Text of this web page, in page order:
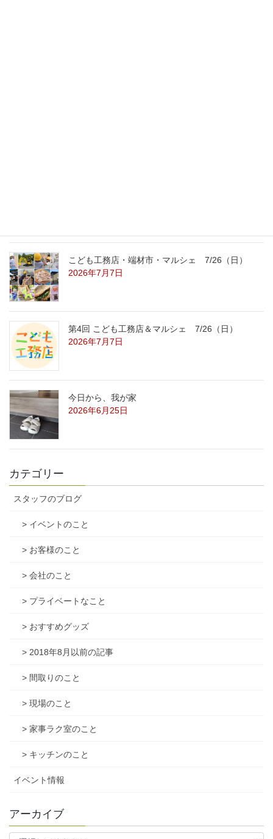
こども工務店・端材市・マルシェ 7/26（日）
2026年7月7日
第4回 こども工務店＆マルシェ 7/26（日）
2026年7月7日
今日から、我が家
2026年6月25日
カテゴリー
スタッフのブログ
> イベントのこと
> お客様のこと
> 会社のこと
> プライベートなこと
> おすすめグッズ
> 2018年8月以前の記事
> 間取りのこと
> 現場のこと
> 家事ラク室のこと
> キッチンのこと
イベント情報
アーカイブ